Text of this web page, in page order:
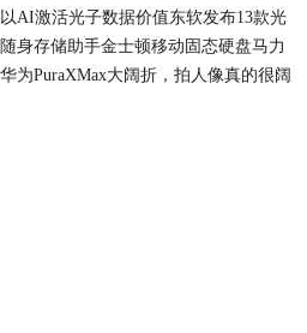
以AI激活光子数据价值东软发布13款光
随身存储助手金士顿移动固态硬盘马力
华为PuraXMax大阔折，拍人像真的很阔